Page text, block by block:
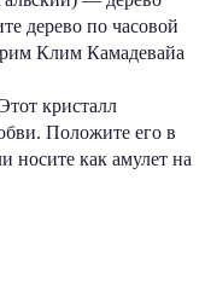
дерево по часовой
Клим Камадевайа
кристалл
Положите его в
носите как амулет на